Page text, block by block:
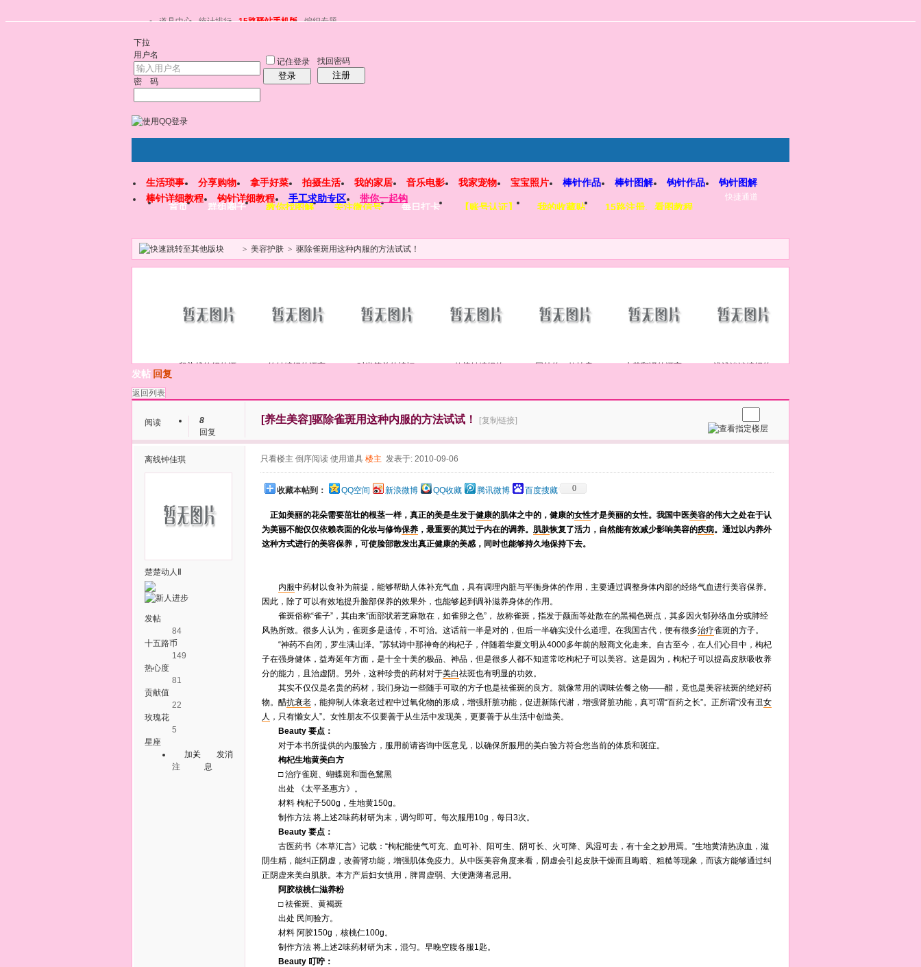
道具中心 统计排行 15路驿站手机版 编织专题
下拉
用户名
密 码
记住登录
登录
找回密码
注册
快捷通道
首页 群组圈子 教你找图解 关注微信号 每日打卡 【账号认证】 我的收藏贴 15路注册、看图教程
生活琐事 分享购物 拿手好菜 拍摄生活 我的家居 音乐电影 我家宠物 宝宝照片 棒针作品 棒针图解 钩针作品
钩针图解
棒针详细教程
钩针详细教程 手工求助专区 带你一起钩
> 美容护肤 > 驱除雀斑用这种内服的方法试试！
段染线钩织的漂 钩针编织的漂亮 时尚简单的蝙蝠 一款棒针编织的 国外的一款披肩 水若翻译的漂亮 浅浅淡淡编织的
发帖 回复
返回列表
阅读
8
回复
[养生美容]驱除雀斑用这种内服的方法试试！ [复制链接]
离线钟佳琪
楚楚动人Ⅱ
发帖
84
十五路币
149
热心度
81
贡献值
22
玫瑰花
5
星座
加关
注
发消
息
只看楼主 倒序阅读 使用道具 楼主 发表于: 2010-09-06
收藏本帖到： QQ空间 新浪微博 QQ收藏 腾讯微博 百度搜藏 0
正如美丽的花朵需要茁壮的根茎一样，真正的美是生发于健康的肌体之中的，健康的女性才是美丽的女性。我国中医美容的伟大之处在于认
为美丽不能仅仅依赖表面的化妆与修饰保养 ，最重要的莫过于内在的调养。 肌肤恢复了活力，自然能有效减少影响美容的疾病。通过以内养外
这种方式进行的美容保养，可使脸部散发出真正健康的美感，同时也能够持久地保持下去。
内服中药材以食补为前提，能够帮助人体补充气血，具有调理内脏与平衡身体的作用，主要通过调整身体内部的经络气血进行美容保养。
因此，除了可以有效地提升脸部保养的效果外，也能够起到调补滋养身体的作用。
雀斑俗称“雀子”，其由来“面部状若芝麻散在，如雀卵之色”， 故称雀斑，指发于颜面等处散在的黑褐色斑点，其多因火郁孙络血分或肺经
风热所致。很多人认为，雀斑多是遗传，不可治。这话前一半是对的，但后一半确实没什么道理。在我国古代，便有很多治疗雀斑的方子。
“神药不自闭，罗生满山泽。”苏轼诗中那神奇的枸杞子，伴随着华夏文明从4000多年前的殷商文化走来。自古至今，在人们心目中，枸杞
子在强身健体，益寿延年方面，是十全十美的极品、神品，但是很多人都不知道常吃枸杞子可以美容。这是因为，枸杞子可以提高皮肤吸收养
分的能力，且治虚阴。另外，这种珍贵的药材对于美白祛斑也有明显的功效。
其实不仅仅是名贵的药材，我们身边一些随手可取的方子也是祛雀斑的良方。就像常用的调味佐餐之物——醋，竟也是美容祛斑的绝好药
物。醋抗衰老 ，能抑制人体衰老过程中过氧化物的形成，增强肝脏功能，促进新陈代谢，增强肾脏功能，真可谓“百药之长”。正所谓“没有丑女
人 ，只有懒女人”。女性朋友不仅要善于从生活中发现美，更要善于从生活中创造美。
Beauty 要点：
对于本书所提供的内服验方，服用前请咨询中医意见，以确保所服用的美白验方符合您当前的体质和斑症。
枸杞生地黄美白方
□ 治疗雀斑、蝴蝶斑和面色黧黑
出处 《太平圣惠方》。
材料 枸杞子500g，生地黄150g。
制作方法 将上述2味药材研为末，调匀即可。每次服用10g，每日3次。
Beauty 要点：
古医药书《本草汇言》记载：“枸杞能使气可充、血可补、阳可生、阴可长、火可降、风湿可去，有十全之妙用焉。”生地黄清热凉血，滋
阴生精，能纠正阴虚，改善肾功能，增强肌体免疫力。从中医美容角度来看，阴虚会引起皮肤干燥而且晦暗、粗糙等现象，而该方能够通过纠
正阴虚来美白肌肤。本方产后妇女慎用，脾胃虚弱、大便溏薄者忌用。
阿胶核桃仁滋养粉
□ 祛雀斑、黄褐斑
出处 民间验方。
材料 阿胶150g，核桃仁100g。
制作方法 将上述2味药材研为末，混匀。早晚空腹各服1匙。
Beauty 叮咛：